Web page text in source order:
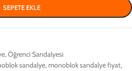
SEPETE EKLE
,Öğrenci Sandalyesi
sandalye, monoblok sandalye fiyat,